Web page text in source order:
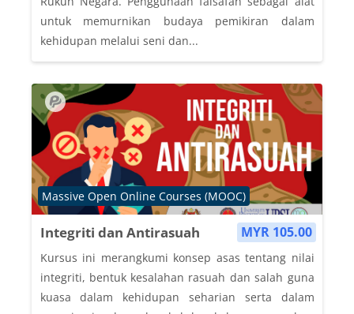
untuk memurnikan budaya pemikiran dalam
kehidupan melalui seni dan...
MYR 105.00
Integriti dan Antirasuah
Course category
Massive Open Online Courses (MOOC)
Kursus ini merangkumi konsep asas tentang nilai
integriti, bentuk kesalahan rasuah dan salah guna
kuasa dalam kehidupan seharian serta dalam